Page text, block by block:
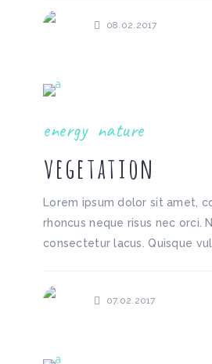
08.02.2017
energy nature
vegetation
Lorem ipsum dolor sit amet,
rhoncus neque risus nec orci.
consectetur lacus. Quisque
07.02.2017